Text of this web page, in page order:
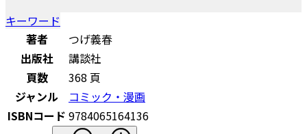
キーワード
著者
つげ義春
出版社
講談社
頁数
368 頁
ジャンル
コミック・漫画
ISBNコード 9784065164136